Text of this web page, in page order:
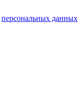
персональных данных